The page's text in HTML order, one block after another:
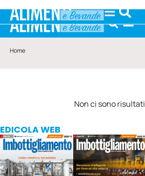
Home
Non ci sono risultati
EDICOLA WEB